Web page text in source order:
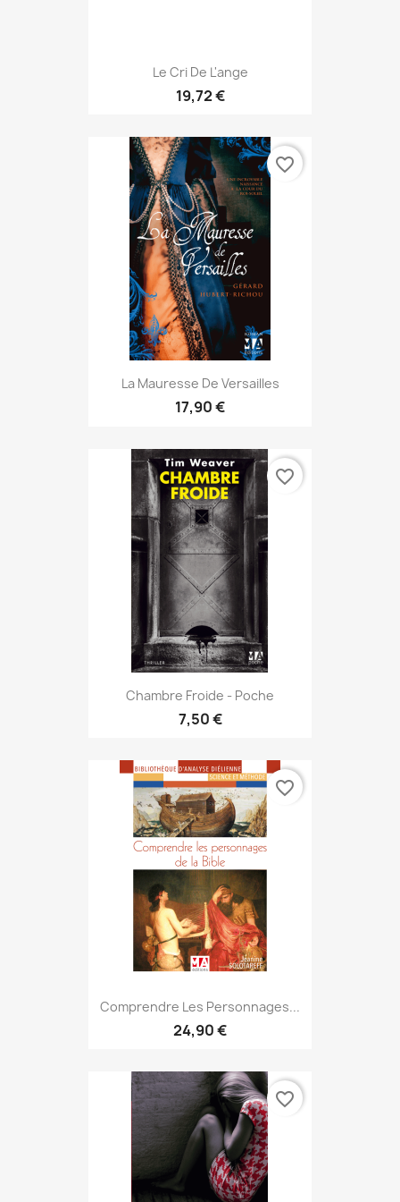
Le Cri De L'ange
19,72 €
La Mauresse De Versailles
17,90 €
favorite_border
Chambre Froide - Poche
7,50 €
favorite_border
Comprendre Les Personnages...
24,90 €
favorite_border
favorite_border